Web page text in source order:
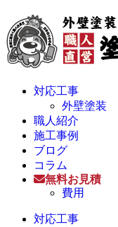
対応工事
外壁塗装
職人紹介
施工事例
ブログ
コラム
無料お見積
費用
対応工事